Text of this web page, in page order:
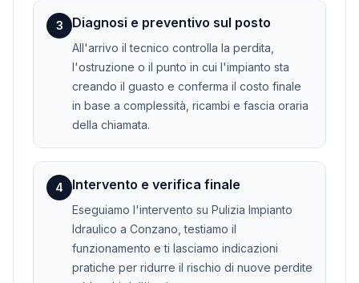
3 Diagnosi e preventivo sul posto
All'arrivo il tecnico controlla la perdita,
l'ostruzione o il punto in cui l'impianto sta
creando il guasto e conferma il costo finale
in base a complessità, ricambi e fascia oraria
della chiamata.
4 Intervento e verifica finale
Eseguiamo l'intervento su Pulizia Impianto
Idraulico a Conzano, testiamo il
funzionamento e ti lasciamo indicazioni
pratiche per ridurre il rischio di nuove perdite